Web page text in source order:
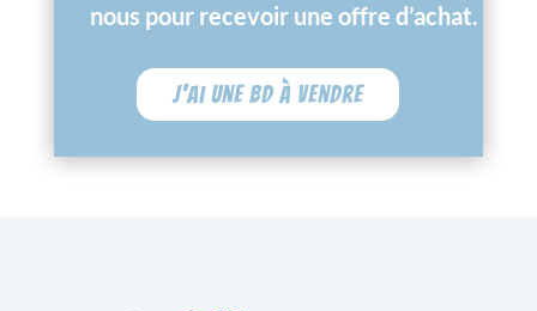
nous pour recevoir une offre d’achat.
J'ai une BD à vendre